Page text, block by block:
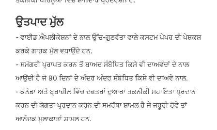
ਉਤਪਾਦ ਮੁੱਲ
- ਵਾਈਡ ਐਪਲੀਕੇਸ਼ਨਾਂ ਦੇ ਨਾਲ ਉੱਚ-ਗੁਣਵੱਤਾ ਵਾਲੇ ਕਸਟਮ ਪੇਪਰ ਦੀ ਪੇਸ਼ਕਸ਼
ਕਰਕੇ ਗਾਹਕ ਮੁੱਲ ਵਧਾਉਂਦੇ ਹਨ.
- ਸਮੱਗਰੀ ਪ੍ਰਾਪਤ ਕਰਨ ਤੋਂ ਬਾਅਦ ਸੰਬੋਧਿਤ ਕਿਸੇ ਵੀ ਦਾਅਵੰਦਾਂ ਦੇ ਨਾਲ
ਆਉਂਦੀ ਹੈ ਜੋ 90 ਦਿਨਾਂ ਦੇ ਅੰਦਰ ਅੰਦਰ ਸੰਬੋਧਿਤ ਕਿਸੇ ਵੀ ਦਾਅਵੇ ਨਾਲ.
- ਕਨੇਡਾ ਅਤੇ ਬ੍ਰਾਜ਼ੀਲ ਵਿੱਚ ਦਫਤਰਾਂ ਦੁਆਰਾ ਤਕਨੀਕੀ ਸਹਾਇਤਾ ਪ੍ਰਦਾਨ
ਕਰਨ ਦੀ ਯੋਗਤਾ ਪ੍ਰਦਾਨ ਕਰਨ ਦੀ ਸਮਰੱਥਾ ਸ਼ਾਮਲ ਹੈ ਜੇ ਜਰੂਰੀ ਹੋਵੇ ਤਾਂ
ਆਨੰਦਕ ਮੁਲਾਕਾਤਾਂ ਸ਼ਾਮਲ ਹਨ.